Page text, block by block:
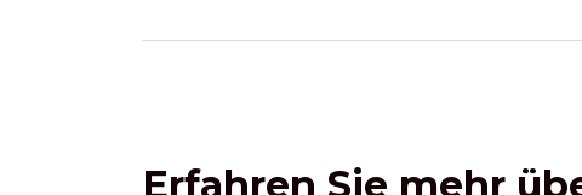
Erfahren Sie mehr